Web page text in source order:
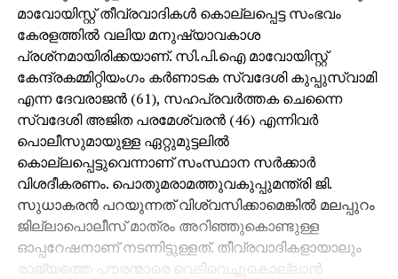
മാവോയിസ്റ്റ് തീവ്രവാദികള്‍ കൊല്ലപ്പെട്ട സംഭവം
കേരളത്തില്‍ വലിയ മനുഷ്യാവകാശ
പ്രശ്‌നമായിരിക്കയാണ്. സി.പി.ഐ മാവോയിസ്റ്റ്
കേന്ദ്രകമ്മിറ്റിയംഗം കര്‍ണാടക സ്വദേശി കുപ്പുസ്വാമി
എന്ന ദേവരാജന്‍ (61), സഹപ്രവര്‍ത്തക ചെന്നൈ
സ്വദേശി അജിത പരമേശ്വരന്‍ (46) എന്നിവര്‍
പൊലീസുമായുള്ള ഏറ്റുമുട്ടലില്‍
കൊല്ലപ്പെട്ടുവെന്നാണ് സംസ്ഥാന സര്‍ക്കാര്‍
വിശദീകരണം. പൊതുമരാമത്തുവകുപ്പുമന്ത്രി ജി.
സുധാകരന്‍ പറയുന്നത് വിശ്വസിക്കാമെങ്കില്‍ മലപ്പുറം
ജില്ലാപൊലീസ് മാത്രം അറിഞ്ഞുകൊണ്ടുള്ള
ഓപ്പറേഷനാണ് നടന്നിട്ടുള്ളത്. തീവ്രവാദികളായാലും
രാജ്യത്തെ പൗരന്മാരെ വെടിവെച്ചുകൊല്ലാന്‍